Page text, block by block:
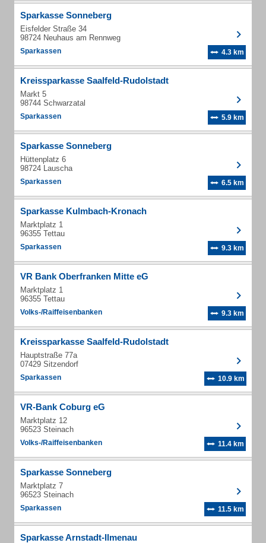
Sparkasse Sonneberg
Eisfelder Straße 34
98724 Neuhaus am Rennweg
Sparkassen 4.3 km
Kreissparkasse Saalfeld-Rudolstadt
Markt 5
98744 Schwarzatal
Sparkassen 5.9 km
Sparkasse Sonneberg
Hüttenplatz 6
98724 Lauscha
Sparkassen 6.5 km
Sparkasse Kulmbach-Kronach
Marktplatz 1
96355 Tettau
Sparkassen 9.3 km
VR Bank Oberfranken Mitte eG
Marktplatz 1
96355 Tettau
Volks-/Raiffeisenbanken 9.3 km
Kreissparkasse Saalfeld-Rudolstadt
Hauptstraße 77a
07429 Sitzendorf
Sparkassen 10.9 km
VR-Bank Coburg eG
Marktplatz 12
96523 Steinach
Volks-/Raiffeisenbanken 11.4 km
Sparkasse Sonneberg
Marktplatz 7
96523 Steinach
Sparkassen 11.5 km
Sparkasse Arnstadt-Ilmenau